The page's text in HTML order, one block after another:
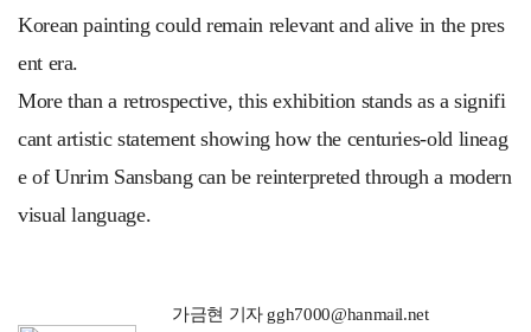
Korean painting could remain relevant and alive in the pres
ent era.
More than a retrospective, this exhibition stands as a signifi
cant artistic statement showing how the centuries-old lineag
e of Unrim Sansbang can be reinterpreted through a modern
visual language.
가금현 기자 ggh7000@hanmail.net